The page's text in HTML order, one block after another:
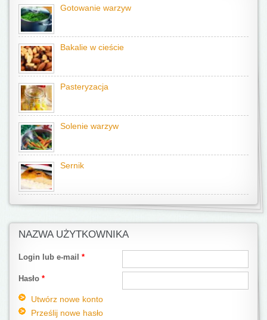
Gotowanie warzyw
Bakalie w cieście
Pasteryzacja
Solenie warzyw
Sernik
NAZWA UŻYTKOWNIKA
Login lub e-mail *
Hasło *
Utwórz nowe konto
Prześlij nowe hasło